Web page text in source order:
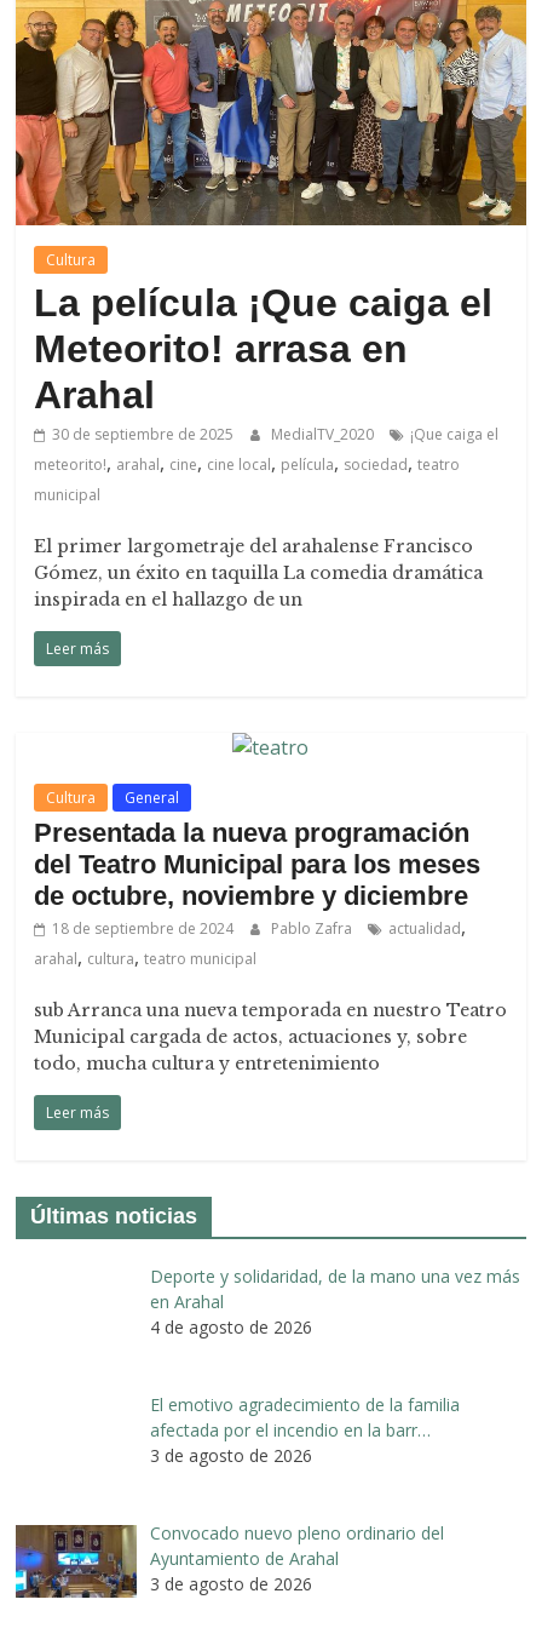
Arahal
Cultura
La película ¡Que caiga el
Meteorito! arrasa en
Arahal
30 de septiembre de 2025 MedialTV_2020
¡Que caiga el
meteorito!, arahal, cine, cine local, película, sociedad,teatro
municipal
El primer largometraje del arahalense Francisco
Gómez, un éxito en taquilla La comedia dramática
inspirada en el hallazgo de un
Leer más
Cultura General
Presentada la nueva programación
del Teatro Municipal para los meses
de octubre, noviembre y diciembre
18 de septiembre de 2024 Pablo Zafra actualidad,
arahal, cultura,teatro municipal
sub Arranca una nueva temporada en nuestro Teatro
Municipal cargada de actos, actuaciones y, sobre
todo, mucha cultura y entretenimiento
Leer más
Últimas noticias
Deporte y solidaridad, de la mano una vez más
en Arahal
4 de agosto de 2026
El emotivo agradecimiento de la familia
afectada por el incendio en la barr…
3 de agosto de 2026
Convocado nuevo pleno ordinario del
Ayuntamiento de Arahal
3 de agosto de 2026